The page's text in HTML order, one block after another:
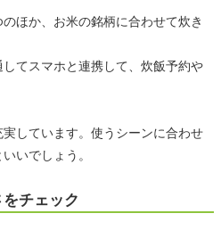
ほか、お米の銘柄に合わせて炊き
てスマホと連携して、炊飯予約や
しています。使うシーンに合わせ
いでしょう。
をチェック